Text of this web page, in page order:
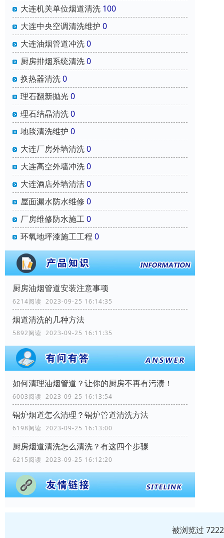
大连机关单位烟道清洗 100
大连中央空调清洗维护 0
大连油烟管道冲洗0
厨房排烟系统清洗0
换热器清洗0
理石翻新抛光0
理石结晶清洗0
地毯清洗维护 0
大连厂房外墙清洗0
大连高空外墙冲洗0
大连酒店外墙清洁0
屋面漏水防水维修 0
厂房维修防水施工0
环氧地坪漆施工工程 0
厨房油烟管道安装注意事项
6214阅读 2023-09-25 16:14:35
烟道清洗的几种方法
5892阅读 2023-09-25 16:11:35
如何清理油烟管道？让你的厨房不再有污渍！
6003阅读 2023-09-25 16:13:54
锅炉烟道怎么清理？锅炉管道清洗方法
6198阅读 2023-09-25 16:13:00
厨房烟道清洗怎么清洗？有这四个步骤
6215阅读 2023-09-25 16:12:20
被浏览过